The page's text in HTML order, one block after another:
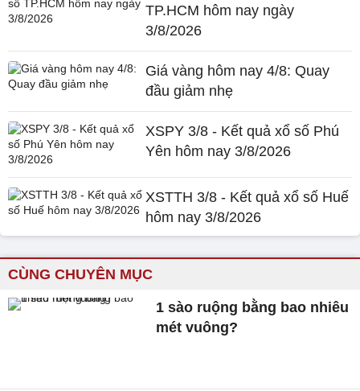
TP.HCM hôm nay ngày
3/8/2026
Giá vàng hôm nay 4/8: Quay
đầu giảm nhẹ
XSPY 3/8 - Kết quả xổ số Phú
Yên hôm nay 3/8/2026
XSTTH 3/8 - Kết quả xổ số Huế
hôm nay 3/8/2026
CÙNG CHUYÊN MỤC
1 sào ruộng bằng bao nhiêu
mét vuông?